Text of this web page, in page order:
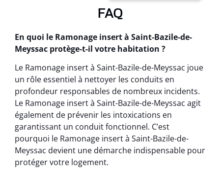
FAQ
En quoi le Ramonage insert à Saint-Bazile-de-
Meyssac protège-t-il votre habitation ?
Le Ramonage insert à Saint-Bazile-de-Meyssac joue
un rôle essentiel à nettoyer les conduits en
profondeur responsables de nombreux incidents.
Le Ramonage insert à Saint-Bazile-de-Meyssac agit
également de prévenir les intoxications en
garantissant un conduit fonctionnel. C’est
pourquoi le Ramonage insert à Saint-Bazile-de-
Meyssac devient une démarche indispensable pour
protéger votre logement.